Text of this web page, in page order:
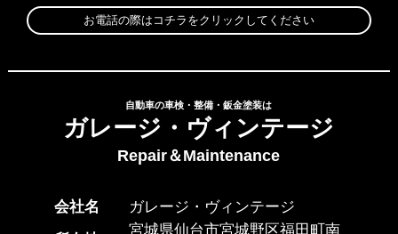
お電話の際はコチラをクリックしてください
自動車の車検・整備・鈑金塗装は
ガレージ・ヴィンテージ
Repair＆Maintenance
会社名
ガレージ・ヴィンテージ
宮城県仙台市宮城野区福田町南